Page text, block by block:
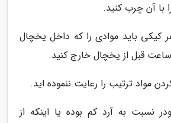
با آن چرب کنید.
کیکی باید موادی را که داخل یخچال
قبل از یخچال خارج کنید.
نسبت به آرد کم بوده یا اینکه از